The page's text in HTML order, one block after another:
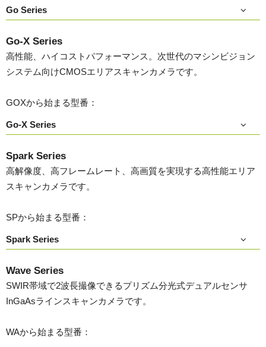
Go Series
Go-X Series
高性能、ハイコストパフォーマンス。次世代のマシンビジョン
システム向けCMOSエリアスキャンカメラです。
GOXから始まる型番：
Go-X Series
Spark Series
高解像度、高フレームレート、高画質を実現する高性能エリア
スキャンカメラです。
SPから始まる型番：
Spark Series
Wave Series
SWIR帯域で2波長撮像できるプリズム分光式デュアルセンサ
InGaAsラインスキャンカメラです。
WAから始まる型番：